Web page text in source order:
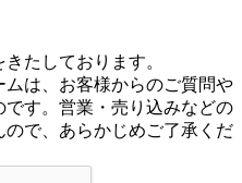
たしております。
は、お客様からのご質問や
す。営業・売り込みなどの
で、あらかじめご了承くだ